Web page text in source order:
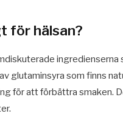
för hälsan?
glutaminsyra som finns
för att förbättra smaken.